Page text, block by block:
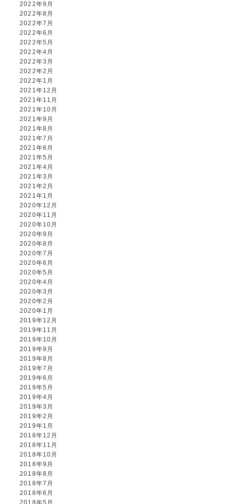
2022年9月
2022年8月
2022年7月
2022年6月
2022年5月
2022年4月
2022年3月
2022年2月
2022年1月
2021年12月
2021年11月
2021年10月
2021年9月
2021年8月
2021年7月
2021年6月
2021年5月
2021年4月
2021年3月
2021年2月
2021年1月
2020年12月
2020年11月
2020年10月
2020年9月
2020年8月
2020年7月
2020年6月
2020年5月
2020年4月
2020年3月
2020年2月
2020年1月
2019年12月
2019年11月
2019年10月
2019年9月
2019年8月
2019年7月
2019年6月
2019年5月
2019年4月
2019年3月
2019年2月
2019年1月
2018年12月
2018年11月
2018年10月
2018年9月
2018年8月
2018年7月
2018年6月
2018年5月